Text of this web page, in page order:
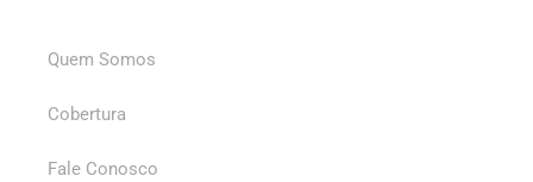
Quem Somos
Cobertura
Fale Conosco